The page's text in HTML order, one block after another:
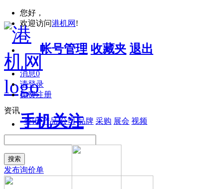
您好，
欢迎访问港机网 !
帐号管理 收藏夹 退出
消息0
请登录
免费注册
手机关注
资讯
资讯 产品 公司 品牌 采购 展会 视频
搜索
发布询价单